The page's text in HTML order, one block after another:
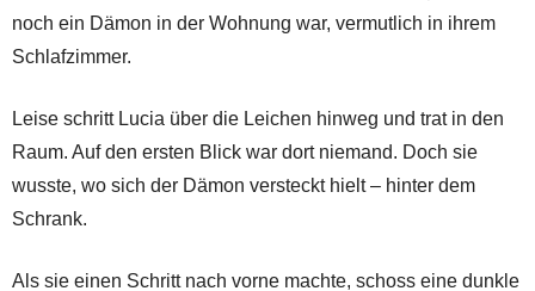
noch ein Dämon in der Wohnung war, vermutlich in ihrem
Schlafzimmer.
Leise schritt Lucia über die Leichen hinweg und trat in den
Raum. Auf den ersten Blick war dort niemand. Doch sie
wusste, wo sich der Dämon versteckt hielt – hinter dem
Schrank.
Als sie einen Schritt nach vorne machte, schoss eine dunkle